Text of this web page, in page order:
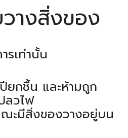
างสิ่งของ
รเท่านั้น
ยกชื้น และห้ามถูก
ลวไฟ
ะมีสิ่งของวางอยู่บน